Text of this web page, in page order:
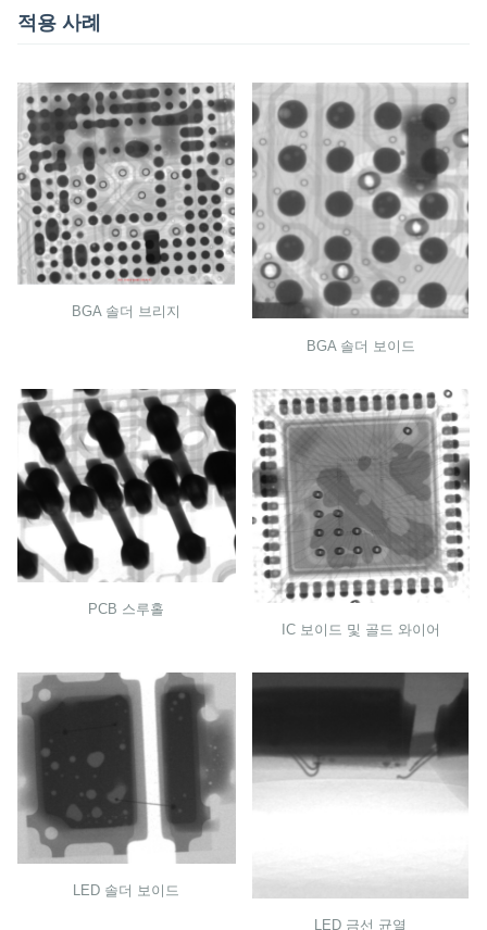
적용 사례
BGA 솔더 브리지
BGA 솔더 보이드
PCB 스루홀
IC 보이드 및 골드 와이어
LED 솔더 보이드
LED 금선 균열